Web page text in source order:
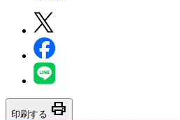
印刷する print